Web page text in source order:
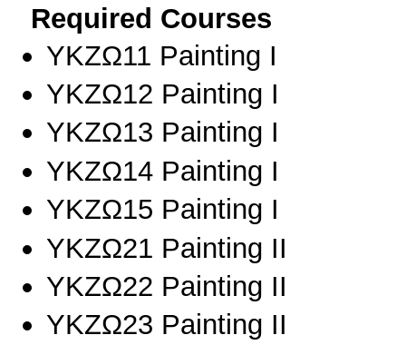
Required Courses
ΥΚΖΩ11 Painting I
ΥΚΖΩ12 Painting I
ΥΚΖΩ13 Painting I
ΥΚΖΩ14 Painting I
ΥΚΖΩ15 Painting I
ΥΚΖΩ21 Painting II
ΥΚΖΩ22 Painting II
ΥΚΖΩ23 Painting II